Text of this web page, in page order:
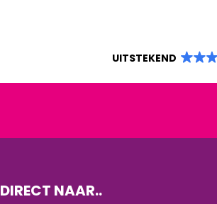
UITSTEKEND
DIRECT NAAR..